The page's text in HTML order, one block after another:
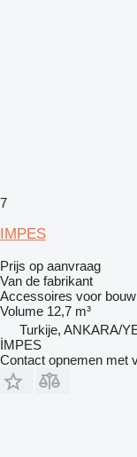
7
IMPES
Prijs op aanvraag
Van de fabrikant
Accessoires voor
Volume 12,7 m³
Turkije, ANKARA/
İMPES
Contact opnemen met